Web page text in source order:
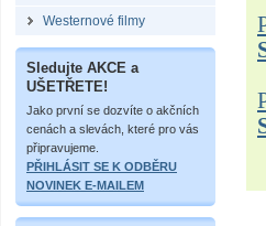
Westernové filmy
Sledujte AKCE a
UŠETŘETE!
Jako první se dozvíte o akčních
cenách a slevách, které pro vás
připravujeme.
PŘIHLÁSIT SE K ODBĚRU
NOVINEK E-MAILEM